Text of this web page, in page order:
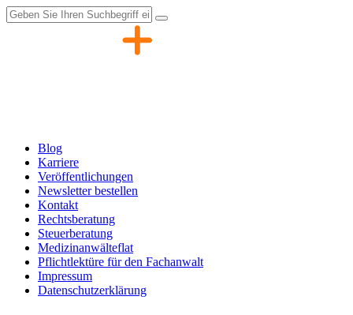
Zum
Inhalt
Blog
Karriere
Veröffentlichungen
Newsletter bestellen
Kontakt
Rechtsberatung
Steuerberatung
Medizinanwälteflat
Pflichtlektüre für den Fachanwalt
Impressum
Datenschutzerklärung